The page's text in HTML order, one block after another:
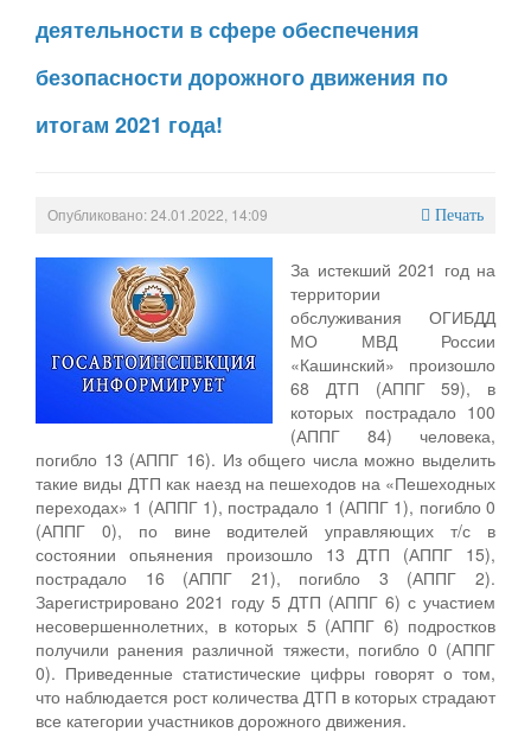
деятельности в сфере обеспечения
безопасности дорожного движения по
итогам 2021 года!
Опубликовано: 24.01.2022, 14:09 Печать
За истекший 2021 год на
территории
обслуживания ОГИБДД
МО МВД России
«Кашинский» произошло
68 ДТП (АППГ 59), в
которых пострадало 100
(АППГ 84) человека,
погибло 13 (АППГ 16). Из общего числа можно выделить
такие виды ДТП как наезд на пешеходов на «Пешеходных
переходах» 1 (АППГ 1), пострадало 1 (АППГ 1), погибло 0
(АППГ 0), по вине водителей управляющих т/с в
состоянии опьянения произошло 13 ДТП (АППГ 15),
пострадало 16 (АППГ 21), погибло 3 (АППГ 2).
Зарегистрировано 2021 году 5 ДТП (АППГ 6) с участием
несовершеннолетних, в которых 5 (АППГ 6) подростков
получили ранения различной тяжести, погибло 0 (АППГ
0). Приведенные статистические цифры говорят о том,
что наблюдается рост количества ДТП в которых страдают
все категории участников дорожного движения.